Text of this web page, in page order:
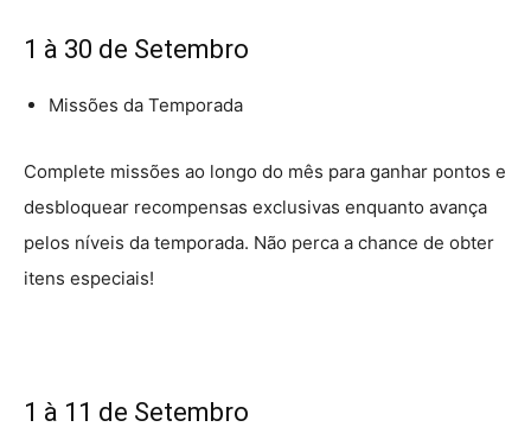
1 à 30 de Setembro
Missões da Temporada
Complete missões ao longo do mês para ganhar pontos e
desbloquear recompensas exclusivas enquanto avança
pelos níveis da temporada. Não perca a chance de obter
itens especiais!
1 à 11 de Setembro